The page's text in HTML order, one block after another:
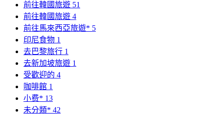
前往韓國旅遊 51
前往韓國旅遊 4
前往馬來西亞旅遊* 5
印尼食物 1
去巴黎旅行 1
去新加坡旅遊 1
受歡迎的 4
咖啡館 1
小费* 13
未分類* 42